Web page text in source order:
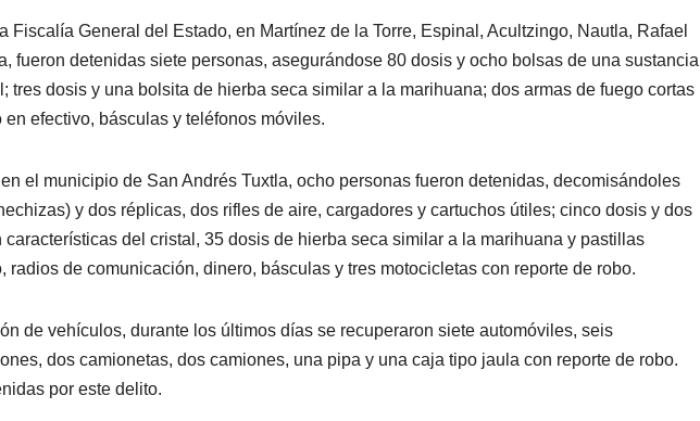
Fiscalía General del Estado, en Martínez de la Torre, Espinal, Acultzingo, Nautla, Rafael
fueron detenidas siete personas, asegurándose 80 dosis y ocho bolsas de una sustancia
tres dosis y una bolsita de hierba seca similar a la marihuana; dos armas de fuego cortas
efectivo, básculas y teléfonos móviles.
el municipio de San Andrés Tuxtla, ocho personas fueron detenidas, decomisándoles
y dos réplicas, dos rifles de aire, cargadores y cartuchos útiles; cinco dosis y dos
del cristal, 35 dosis de hierba seca similar a la marihuana y pastillas
radios de comunicación, dinero, básculas y tres motocicletas con reporte de robo.
de vehículos, durante los últimos días se recuperaron siete automóviles, seis
dos camionetas, dos camiones, una pipa y una caja tipo jaula con reporte de robo.
por este delito.